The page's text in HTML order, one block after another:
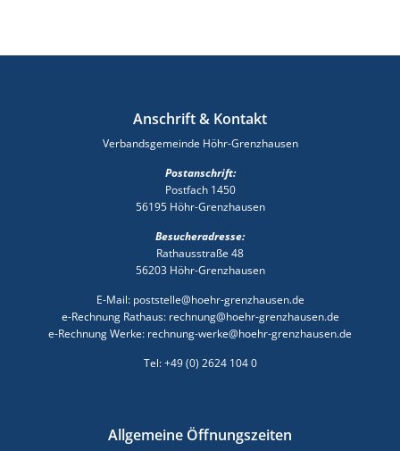
Anschrift & Kontakt
Verbandsgemeinde Höhr-Grenzhausen
Postanschrift:
Postfach 1450
56195 Höhr-Grenzhausen
Besucheradresse:
Rathausstraße 48
56203 Höhr-Grenzhausen
E-Mail: poststelle@hoehr-grenzhausen.de
e-Rechnung Rathaus: rechnung@hoehr-grenzhausen.de
e-Rechnung Werke: rechnung-werke@hoehr-grenzhausen.de
Tel: +49 (0) 2624 104 0
Allgemeine Öffnungszeiten